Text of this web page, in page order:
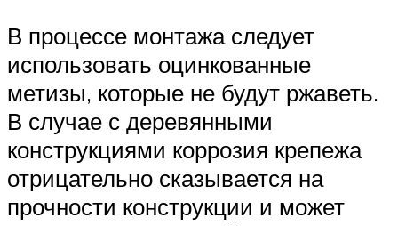
В процессе монтажа следует
использовать оцинкованные
метизы, которые не будут ржаветь.
В случае с деревянными
конструкциями коррозия крепежа
отрицательно сказывается на
прочности конструкции и может